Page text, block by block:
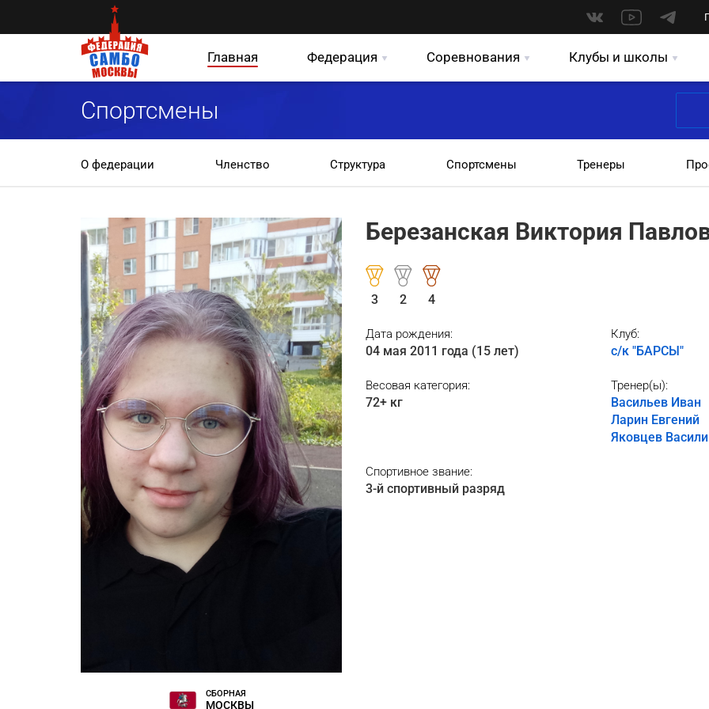
Главная Федерация Соревнования Клубы и школы
Спортсмены
О федерации Членство Структура Спортсмены Тренеры
СБОРНАЯ
МОСКВЫ
Березанская Виктория
3 2 4
Дата рождения:
04 мая 2011 года (15 лет)
Клуб:
с/к "БАРСЫ"
Весовая категория:
72+ кг
Тренер(ы):
Васильев Иван
Ларин Евгений
Яковцев
Спортивное звание:
3-й спортивный разряд